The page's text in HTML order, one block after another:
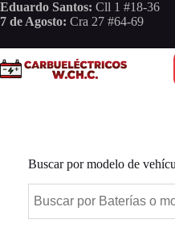
Saltar
al
Eduardo Santos: Cll 1 #18-36
7 de Agosto: Cra 27 #64-69
Buscar por modelo de